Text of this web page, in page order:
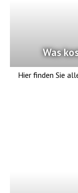
Was
Hier finden Sie